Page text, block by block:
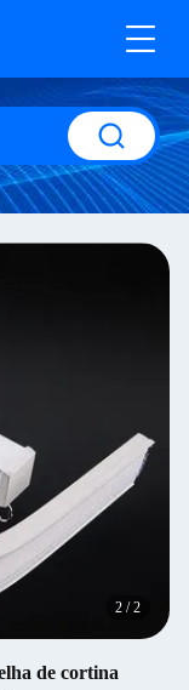
2 /2
de cortina